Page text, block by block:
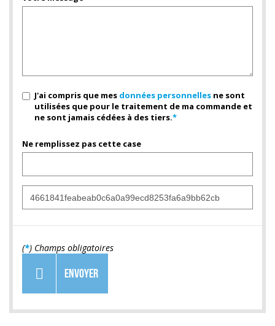
J'ai compris que mes données personnelles ne sont
utilisées que pour le traitement de ma commande et
ne sont jamais cédées à des tiers.*
Ne remplissez pas cette case
(*) Champs obligatoires
ENVOYER